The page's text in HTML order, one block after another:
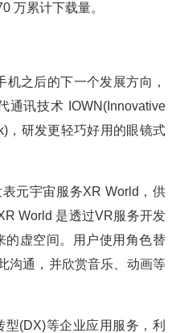
万累计下载量。
机之后的下一个发展方向，
通讯技术 IOWN(Innovative
，研发更轻巧好用的眼镜式
元宇宙服务XR World，供
World 是透过VR服务开发
的虚空间。用户使用角色替
沟通，并欣赏音乐、动画等
(DX)等企业应用服务，利